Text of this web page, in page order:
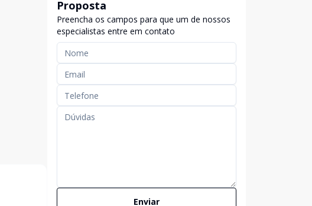
Proposta
Preencha os campos para que um de nossos
especialistas entre em contato
Enviar